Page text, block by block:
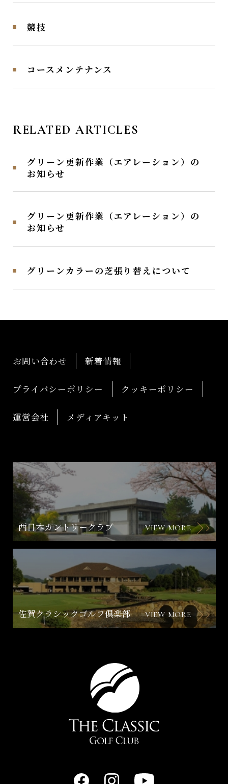
競技
コースメンテナンス
RELATED ARTICLES
グリーン更新作業（エアレーション）の
お知らせ
グリーン更新作業（エアレーション）の
お知らせ
グリーンカラーの芝張り替えについて
お問い合わせ 新着情報
プライバシーポリシー クッキーポリシー
運営会社 メディアキット
西日本カントリークラブ VIEW MORE
佐賀クラシックゴルフ倶楽部 VIEW MORE